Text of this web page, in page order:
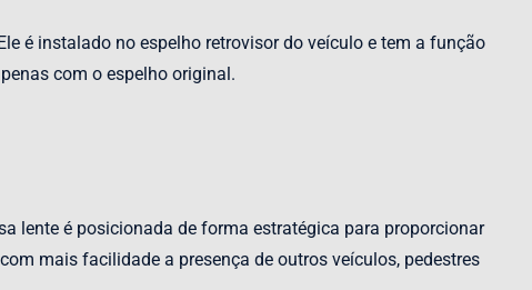
é instalado no espelho retrovisor do veículo e tem a função
com o espelho original.
lente é posicionada de forma estratégica para proporcionar
mais facilidade a presença de outros veículos, pedestres